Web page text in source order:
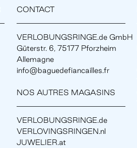
CONTACT
VERLOBUNGSRINGE.de GmbH
Güterstr. 6, 75177 Pforzheim
Allemagne
info@baguedefiancailles.fr
NOS AUTRES MAGASINS
VERLOBUNGSRINGE.de
VERLOVINGSRINGEN.nl
JUWELIER.at